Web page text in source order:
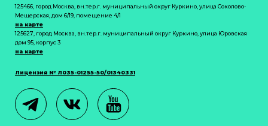
125466, город Москва, вн.тер.г. муниципальный округ Куркино, улица Соколово-
Мещерская, дом 6/19, помещение 4/1
на карте
125627, город Москва, вн.тер.г. муниципальный округ Куркино, улица Юровская
дом 95, корпус 3
на карте
Лицензия № Л035-01255-50/01340331